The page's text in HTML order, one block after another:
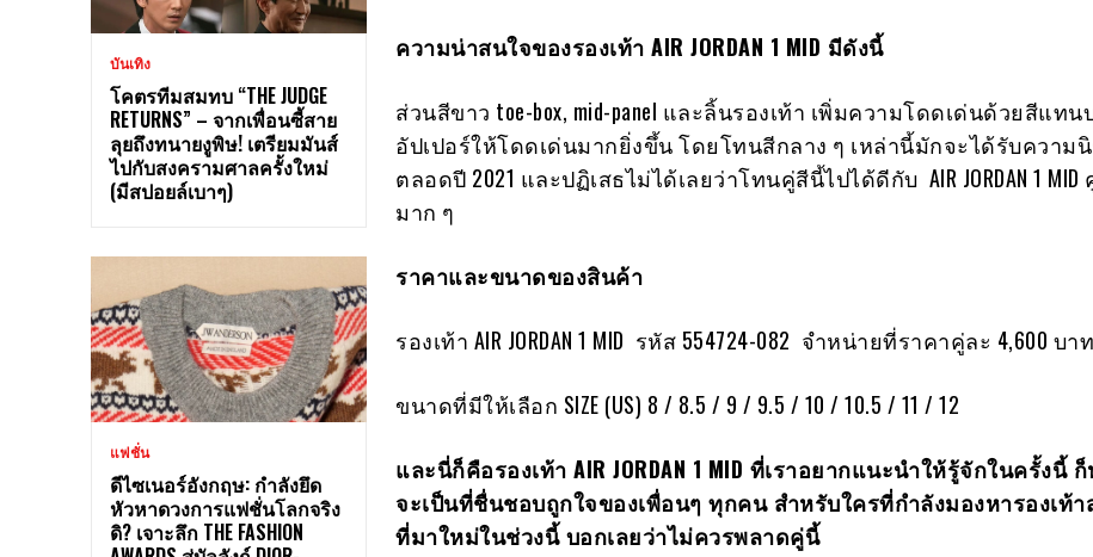
บันเทิง
โคตรทีมสมทบ “THE JUDGE
RETURNS” – จากเพื่อนซี้สาย
ลุยถึงทนายงูพิษ! เตรียมมันส์
ไปกับสงครามศาลครั้งใหม่
(มีสปอยล์เบาๆ)
แฟชั่น
ดีไซเนอร์อังกฤษ: กำลังยึด
หัวหาดวงการแฟชั่นโลกจริง
ดิ? เจาะลึก THE FASHION
ความน่าสนใจของรองเท้าAIR JORDAN 1 MID มีดังนี้
ส่วนสีขาว toe-box, mid-panel และลิ้นรองเท้า เพิ่มความโดดเด่นด้วยสีแทน
อัปเปอร์ให้โดดเด่นมากยิ่งขึ้น โดยโทนสีกลาง ๆ เหล่านี้มักจะได้รับความ
ตลอดปี 2021 และปฏิเสธไม่ได้เลยว่าโทนคู่สีนี้ไปได้ดีกับ AIR JORDAN 1 MID
มาก ๆ
ราคาและขนาดของสินค้า
รองเท้า AIR JORDAN 1 MID รหัส 554724-082 จำหน่ายที่ราคาคู่ละ 4,600 บาท
ขนาดที่มีให้เลือก SIZE (US) 8 / 8.5 / 9 / 9.5 / 10 / 10.5 / 11 / 12
และนี่ก็คือรองเท้าAIR JORDAN 1 MID ที่เราอยากแนะนำให้รู้จักในครั้งนี้ ก็
จะเป็นที่ชื่นชอบถูกใจของเพื่อนๆ ทุกคน สำหรับใครที่กำลังมองหารองเท้
ที่มาใหม่ในช่วงนี้ บอกเลยว่าไม่ควรพลาดคู่นี้